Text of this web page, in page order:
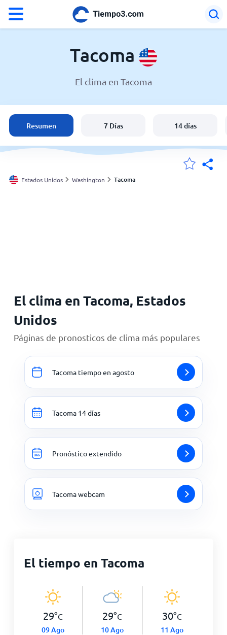
El clima en Tacoma
Estados Unidos
España
Argentina
Tacoma
El clima en Tacoma
Resumen 7 Días 14 días
Estados Unidos Washington Tacoma
El clima en Tacoma, Estados
Unidos
Páginas de pronosticos de clima más populares
Tacoma tiempo en agosto
Tacoma 14 días
Pronóstico extendido
Tacoma webcam
El tiempo en Tacoma
29°C
09 Ago
29°C
10 Ago
30°C
11 Ago